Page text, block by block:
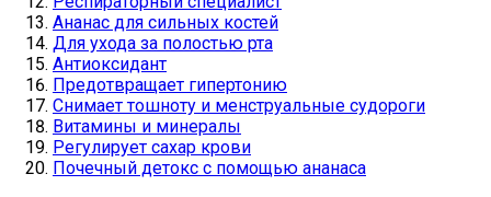
Ананас для сильных костей
Для ухода за полостью рта
Антиоксидант
Предотвращает гипертонию
Снимает тошноту и менструальные судороги
Витамины и минералы
Регулирует сахар крови
Почечный детокс с помощью ананаса